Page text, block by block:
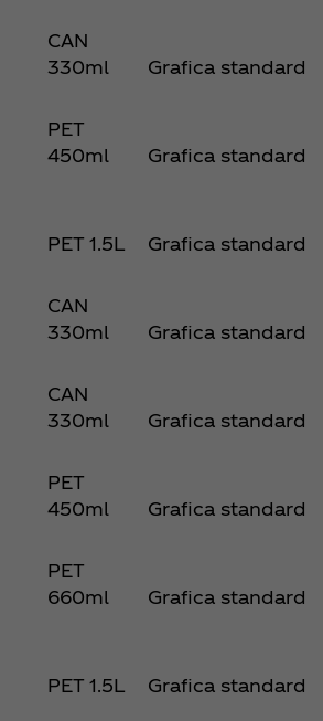
CAN
330ml
Grafica standard
PET
450ml
Grafica standard
PET 1.5L Grafica standard
CAN
330ml
Grafica standard
CAN
330ml
Grafica standard
PET
450ml
Grafica standard
PET
660ml
Grafica standard
PET 1.5L Grafica standard